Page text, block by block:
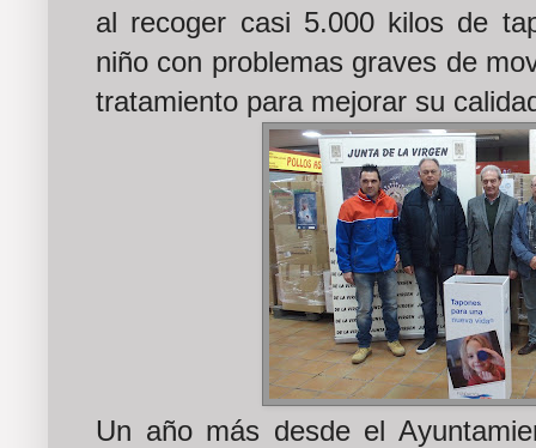
al recoger casi 5.000 kilos de
niño con problemas graves de
tratamiento para mejorar su
Un año más desde el